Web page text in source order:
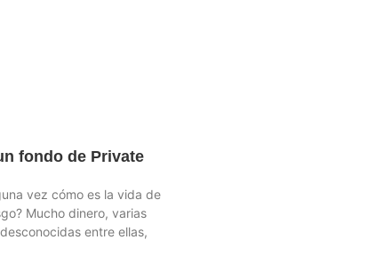
fondo de Private
vez cómo es la vida de
Mucho dinero, varias
entre ellas,